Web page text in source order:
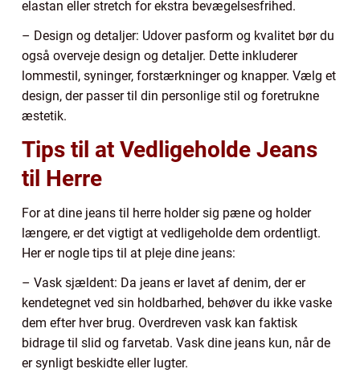
elastan eller stretch for ekstra bevægelsesfrihed.
– Design og detaljer: Udover pasform og kvalitet bør du
også overveje design og detaljer. Dette inkluderer
lommestil, syninger, forstærkninger og knapper. Vælg et
design, der passer til din personlige stil og foretrukne
æstetik.
Tips til at Vedligeholde Jeans
til Herre
For at dine jeans til herre holder sig pæne og holder
længere, er det vigtigt at vedligeholde dem ordentligt.
Her er nogle tips til at pleje dine jeans:
– Vask sjældent: Da jeans er lavet af denim, der er
kendetegnet ved sin holdbarhed, behøver du ikke vaske
dem efter hver brug. Overdreven vask kan faktisk
bidrage til slid og farvetab. Vask dine jeans kun, når de
er synligt beskidte eller lugter.